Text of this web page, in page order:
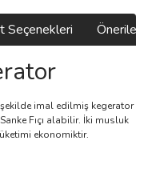
Seçenekleri
şekilde imal edilmiş kegerator
Fıçı alabilir. İki musluk
ekonomiktir.